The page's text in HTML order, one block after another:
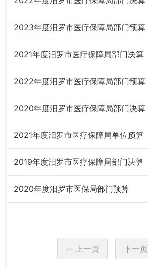
2023年度汨罗市医疗保障局部门预算
2021年度汨罗市医疗保障局部门决算
2022年度汨罗市医疗保障局部门预算
2020年度汨罗市医疗保障局部门决算
2021年度汨罗市医疗保障局单位预算
2019年度汨罗市医疗保障局部门决算
2020年度汨罗市医保局部门预算
<< 上一页 下一页